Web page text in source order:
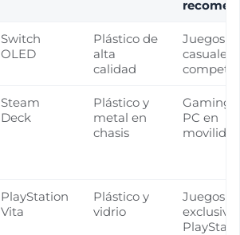
Switch
OLED
Plástico de
alta
calidad
Juegos
casuales
Steam
Deck
Plástico y
metal en
chasis
Gaming
PC en
PlayStation
Vita
Plástico y
vidrio
Juegos